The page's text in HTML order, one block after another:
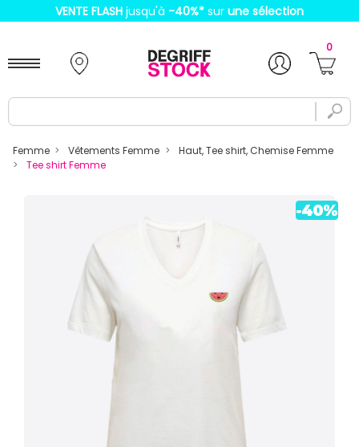
VENTE FLASH jusqu'à -40%* sur une sélection
0
Femme Vêtements Femme
Haut, Tee shirt, Chemise Femme
Tee shirt Femme